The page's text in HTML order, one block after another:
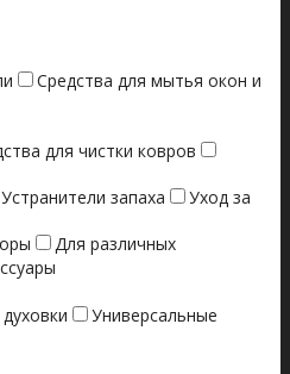
Средства для мытья окон и
для чистки ковров
Устранители запаха
Уход за
Для различных
Универсальные